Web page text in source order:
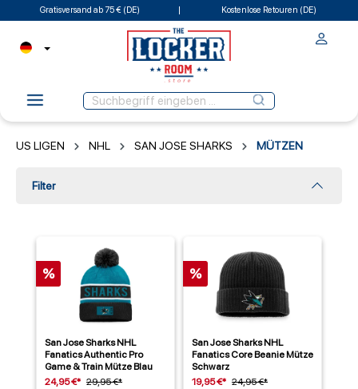
Gratisversand ab 75 € (DE) Kostenlose Retouren (DE)
US LIGEN NHL SAN JOSE SHARKS MÜTZEN
Filter
%
San Jose Sharks NHL
Fanatics Authentic Pro
Game & Train Mütze Blau
24,95 €* 29,95 €*
%
San Jose Sharks NHL
Fanatics Core Beanie Mütze
Schwarz
19,95 €* 24,95 €*